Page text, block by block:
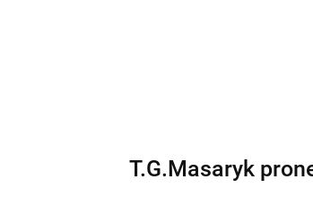
T.G.Masaryk